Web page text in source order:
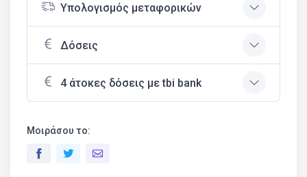
Υπολογισμός μεταφορικών
Δόσεις
4 άτοκες δόσεις με tbi bank
Μοιράσου το: